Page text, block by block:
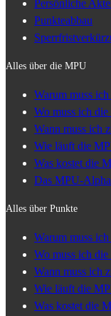
Persönliche
Punkteabbau
Alles über die MPU
Warum muss
Wo muss ich
Wann muss ich
Wie läuft die
Was kostet die
Das MPU-
Alles über Punkte
Warum muss
Wo muss ich
Wann muss ich
Wie läuft die
Was kostet die